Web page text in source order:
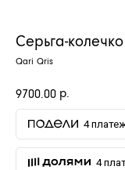
Серьга-
Qari Qris
9700.00 р.
4
4